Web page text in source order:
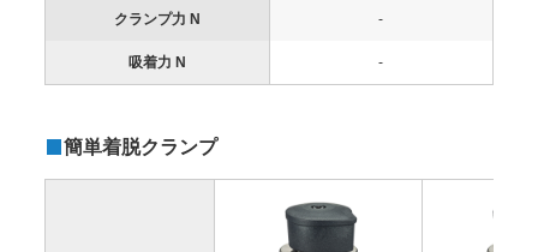
クランプ力 N -
吸着力 N -
簡単着脱クランプ